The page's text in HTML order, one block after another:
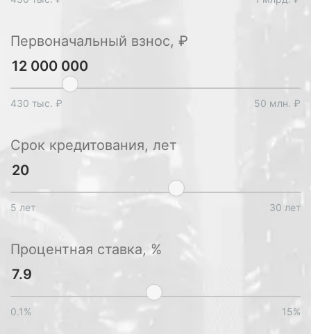
Первоначальный взнос, ₽
430 тыс. ₽ 50 млн. ₽
Срок кредитования, лет
5 лет 30 лет
Процентная ставка, %
0.1% 15%